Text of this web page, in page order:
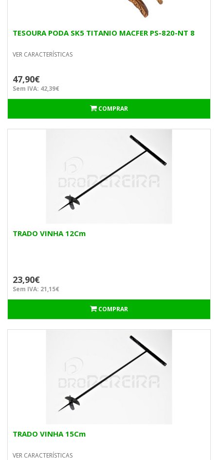
TESOURA PODA SK5 TITANIO MACFER PS-820-NT 8
VER CARACTERÍSTICAS
47,90€
Sem IVA: 42,39€
COMPRAR
TRADO VINHA 12Cm
23,90€
Sem IVA: 21,15€
COMPRAR
TRADO VINHA 15Cm
VER CARACTERÍSTICAS